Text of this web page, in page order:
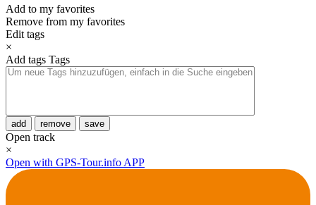
Add to my favorites
Remove from my favorites
Edit tags
×
Add tags Tags
add remove save
Open track
×
Open with GPS-Tour.info APP